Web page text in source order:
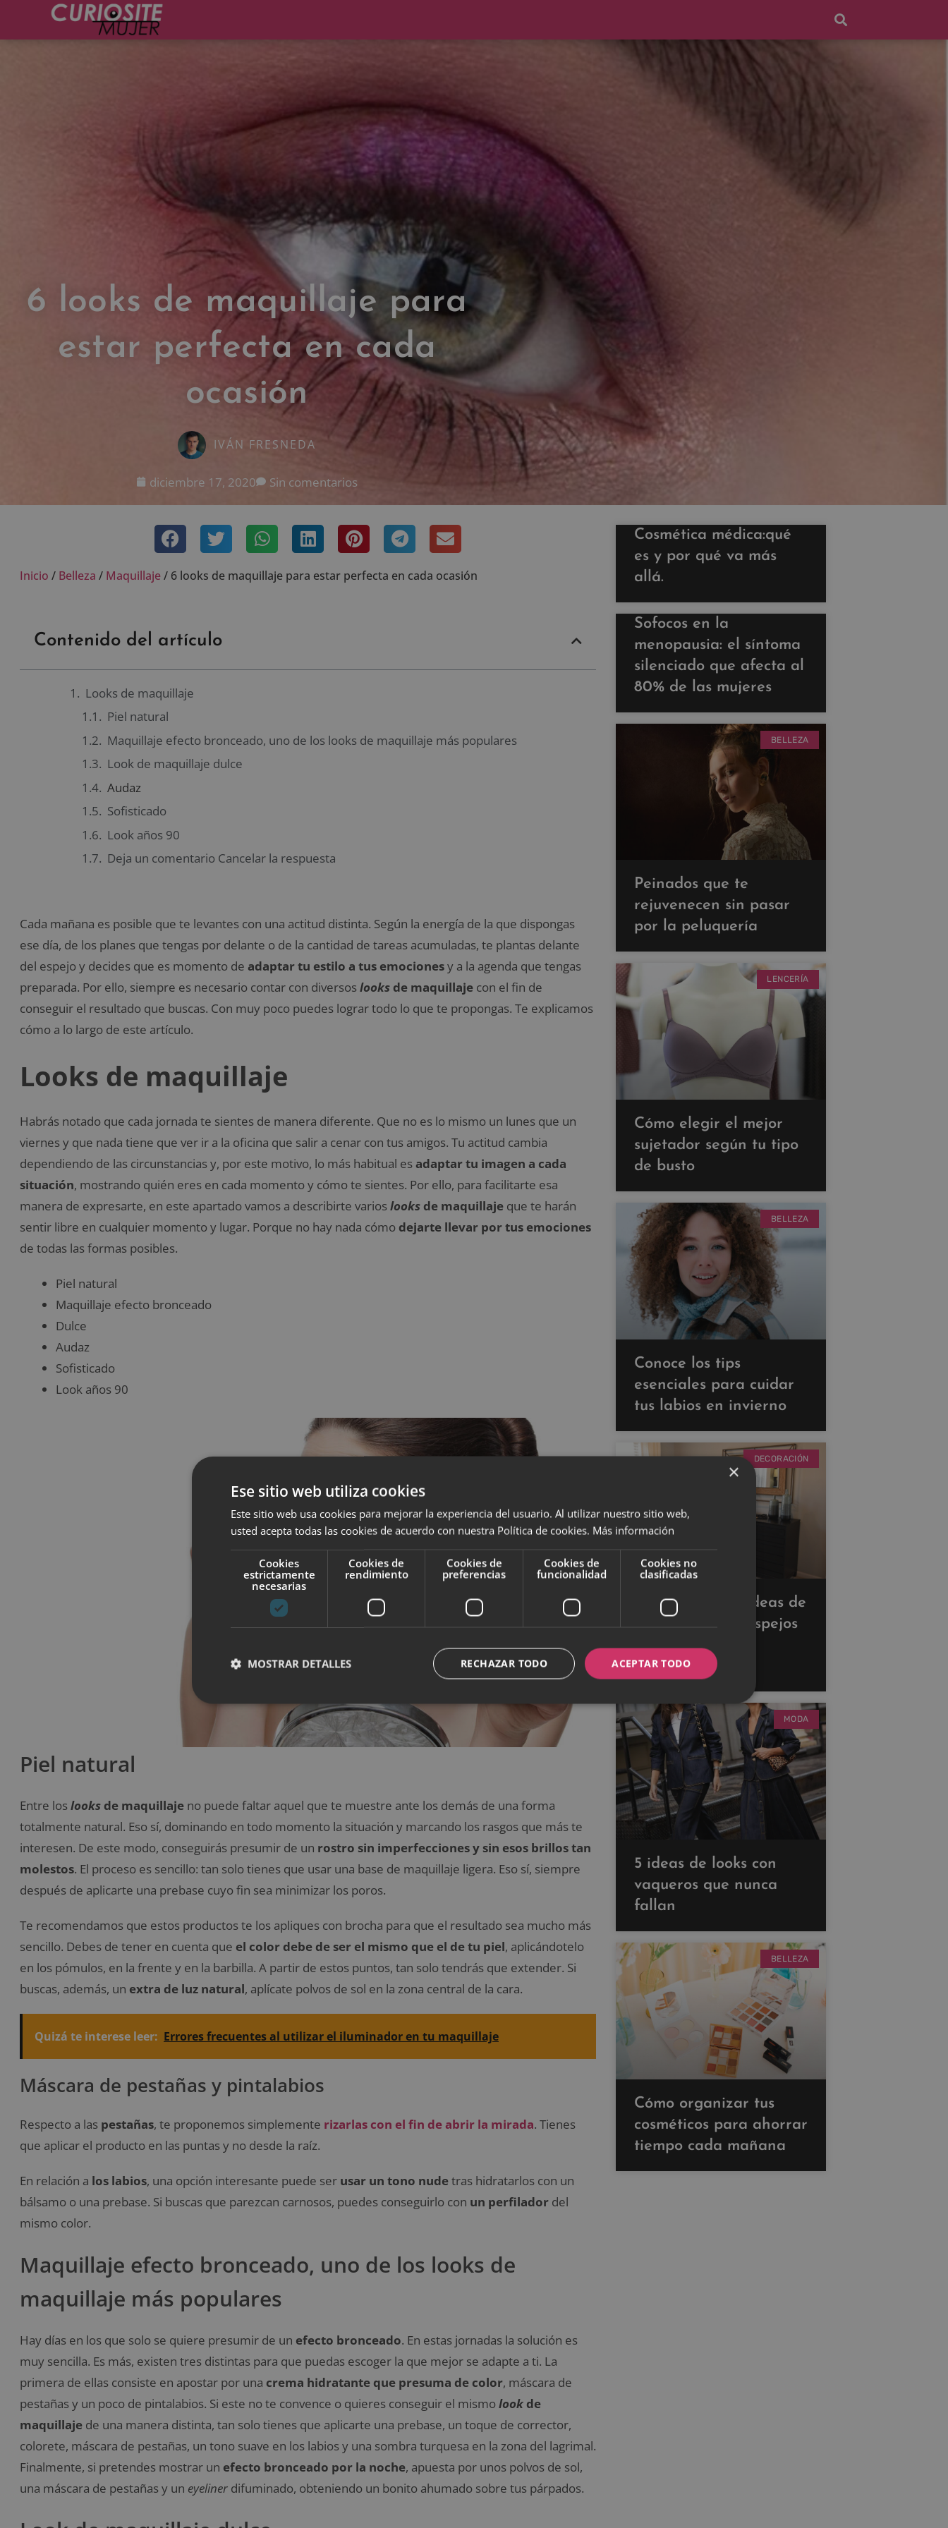
6 looks de maquillaje para
estar perfecta en cada
ocasión
IVÁN FRESNEDA
diciembre 17, 2020 Sin comentarios
Inicio / Belleza / Maquillaje/ 6 looks de maquillaje para estar perfecta en cada ocasión
Contenido del artículo
Looks de maquillaje
Piel natural
Maquillaje efecto bronceado, uno de los looks de maquillaje más populares
Look de maquillaje dulce
Audaz
Sofisticado
Look años 90
Deja un comentario Cancelar la respuesta
Cada mañana es posible que te levantes con una actitud distinta. Según la energía de la que dispongas
ese día, de los planes que tengas por delante o de la cantidad de tareas acumuladas, te plantas delante
del espejo y decides que es momento de adaptar tu estilo a tus emocionesy a la agenda que tengas
preparada. Por ello, siempre es necesario contar con diversoslooks de maquillaje con el fin de
conseguir el resultado que buscas. Con muy poco puedes lograr todo lo que te propongas. Te explicamos
cómo a lo largo de este artículo.
Looks de maquillaje
Habrás notado que cada jornada te sientes de manera diferente. Que no es lo mismo un lunes que un
viernes y que nada tiene que ver ir a la oficina que salir a cenar con tus amigos. Tu actitud cambia
dependiendo de las circunstancias y, por este motivo, lo más habitual es adaptar tu imagen a cada
situación, mostrando quién eres en cada momento y cómo te sientes. Por ello, para facilitarte esa
manera de expresarte, en este apartado vamos a describirte varioslooks de maquillaje que te harán
sentir libre en cualquier momento y lugar. Porque no hay nada cómo dejarte llevar por tus emociones
de todas las formas posibles.
Piel natural
Maquillaje efecto bronceado
Dulce
Audaz
Sofisticado
Look años 90
Piel natural
Entre loslooks de maquillaje no puede faltar aquel que te muestre ante los demás de una forma
totalmente natural. Eso sí, dominando en todo momento la situación y marcando los rasgos que más te
interesen. De este modo, conseguirás presumir de un rostro sin imperfecciones y sin esos brillos tan
molestos. El proceso es sencillo: tan solo tienes que usar una base de maquillaje ligera. Eso sí, siempre
después de aplicarte una prebase cuyo fin sea minimizar los poros.
Te recomendamos que estos productos te los apliques con brocha para que el resultado sea mucho más
sencillo. Debes de tener en cuenta que el color debe de ser el mismo que el de tu piel, aplicándotelo
en los pómulos, en la frente y en la barbilla. A partir de estos puntos, tan solo tendrás que extender. Si
buscas, además, un extra de luz natural, aplícate polvos de sol en la zona central de la cara.
Quizá te interese leer: Errores frecuentes al utilizar el iluminador en tu maquillaje
Máscara de pestañas y pintalabios
Respecto a las pestañas, te proponemos simplemente rizarlas con el fin de abrir la mirada. Tienes
que aplicar el producto en las puntas y no desde la raíz.
En relación a los labios, una opción interesante puede ser usar un tono nudetras hidratarlos con un
bálsamo o una prebase. Si buscas que parezcan carnosos, puedes conseguirlo con un perfilador del
mismo color.
Maquillaje efecto bronceado, uno de los looks de
maquillaje más populares
Hay días en los que solo se quiere presumir de un efecto bronceado. En estas jornadas la solución es
muy sencilla. Es más, existen tres distintas para que puedas escoger la que mejor se adapte a ti. La
primera de ellas consiste en apostar por una crema hidratante que presuma de color, máscara de
pestañas y un poco de pintalabios. Si este no te convence o quieres conseguir el mismolook de
maquillaje de una manera distinta, tan solo tienes que aplicarte una prebase, un toque de corrector,
colorete, máscara de pestañas, un tono suave en los labios y una sombra turquesa en la zona del lagrimal.
Finalmente, si pretendes mostrar un efecto bronceado por la noche, apuesta por unos polvos de sol,
una máscara de pestañas y un eyeliner difuminado, obteniendo un bonito ahumado sobre tus párpados.
Cosmética médica:qué
es y por qué va más
allá.
Sofocos en la
menopausia: el síntoma
silenciado que afecta al
80% de las mujeres
BELLEZA
Peinados que te
rejuvenecen sin pasar
por la peluquería
LENCERÍA
Cómo elegir el mejor
sujetador según tu tipo
de busto
BELLEZA
Conoce los tips
esenciales para cuidar
tus labios en invierno
DECORACIÓN
Descubre estas ideas de
decoración con espejos
para ampliar tus
espacios
MODA
5 ideas de looks con
vaqueros que nunca
fallan
BELLEZA
Cómo organizar tus
cosméticos para ahorrar
tiempo cada mañana
×
Ese sitio web utiliza cookies
Este sitio web usa cookies para mejorar la experiencia del usuario. Al utilizar nuestro sitio web,
usted acepta todas las cookies de acuerdo con nuestra Política de cookies. Más información
Cookies
estrictamente
necesarias
Cookies de
rendimiento
Cookies de
preferencias
Cookies de
funcionalidad
Cookies no
clasificadas
ACEPTAR TODO
RECHAZAR TODO
MOSTRAR DETALLES